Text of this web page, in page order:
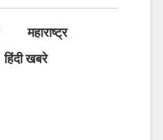
महाराष्ट्र
हिंदी खबरे